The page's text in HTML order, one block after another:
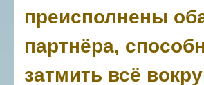
преисполнены
партнёра,
затмить всё